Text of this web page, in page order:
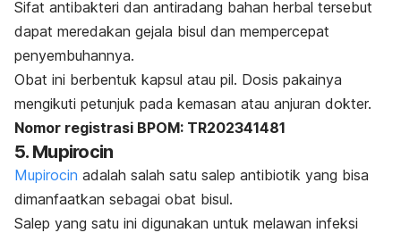
Sifat antibakteri dan antiradang bahan herbal tersebut
dapat meredakan gejala bisul dan mempercepat
penyembuhannya.
Obat ini berbentuk kapsul atau pil. Dosis pakainya
mengikuti petunjuk pada kemasan atau anjuran dokter.
Nomor registrasi BPOM: TR202341481
5. Mupirocin
Mupirocin adalah salah satu salep antibiotik yang bisa
dimanfaatkan sebagai obat bisul.
Salep yang satu ini digunakan untuk melawan infeksi